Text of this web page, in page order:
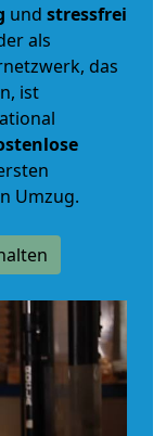
und stressfrei
als
das
ist
Umzug.